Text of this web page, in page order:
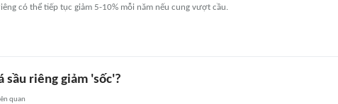
có thể tiếp tục giảm 5-10% mỗi năm nếu cung vượt cầu.
sầu riêng giảm 'sốc'?
quan